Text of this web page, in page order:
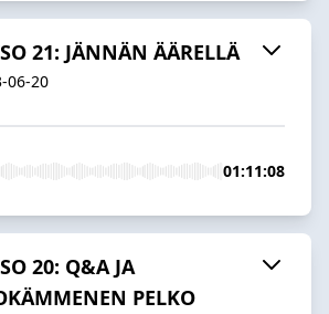
21: JÄNNÄN ÄÄRELLÄ
06-20
01:11:08
20: Q&A JA
PELKO